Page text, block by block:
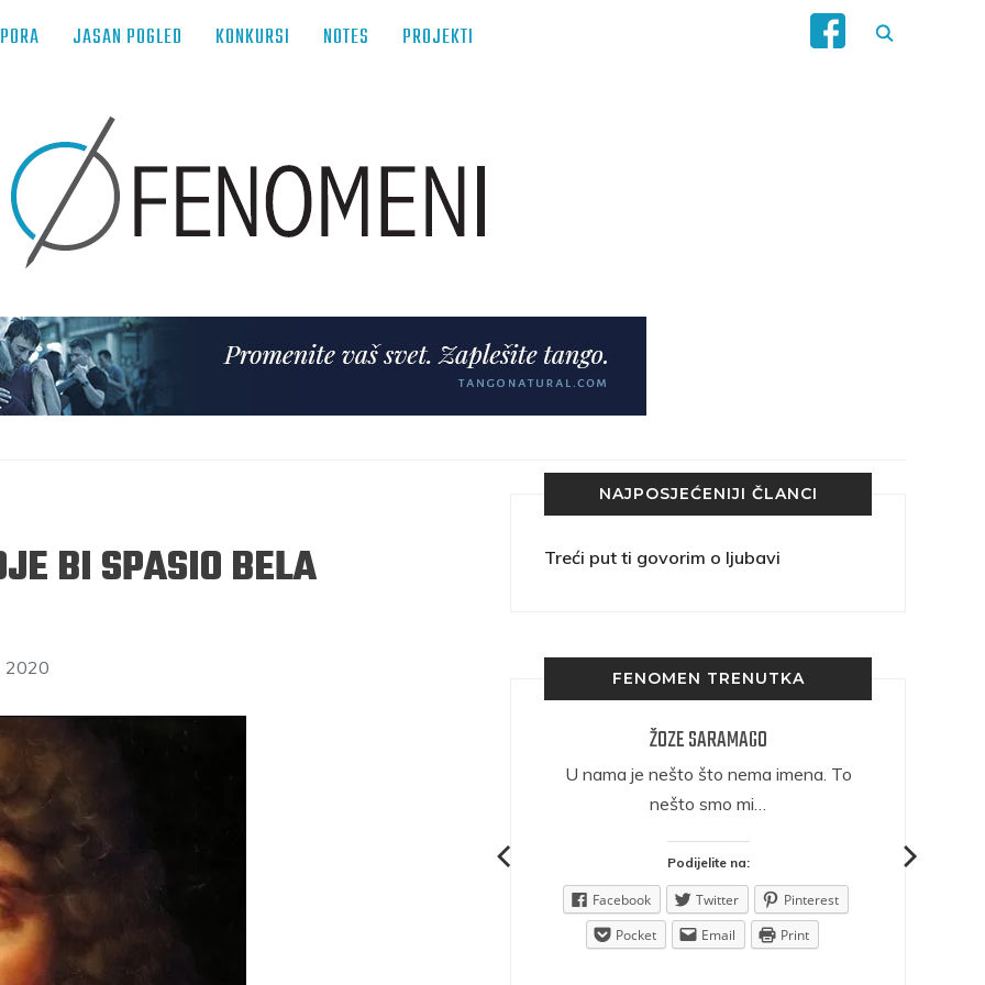
JASAN POGLED KONKURSI NOTES PROJEKTI
BI SPASIO BELA
2020
NAJPOSJEĆENIJI ČLANCI
Treći put ti govorim o ljubavi
FENOMEN TRENUTKA
ŽOZE SARAMAGO
U nama je nešto što nema imena. To
nešto smo mi…
Podijelite na:
Facebook Twitter
Pinterest
Pocket
Email Print
JESENJIN
navikli na življenje pod
navikli smo da užižemo
ikonama, ali ne i pred
čovjekom.
Podijelite na:
Twitter